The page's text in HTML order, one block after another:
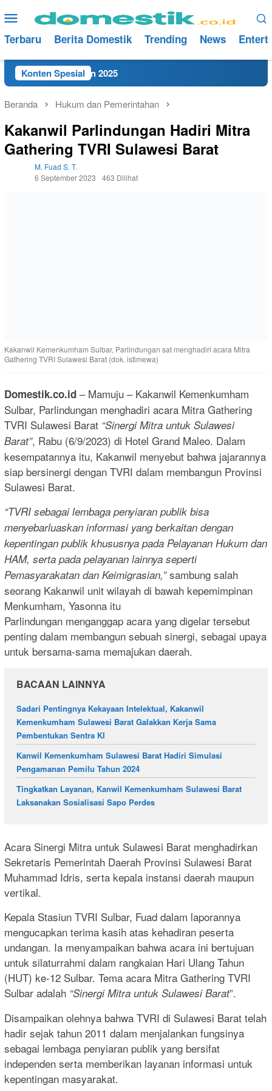
ke
konten
Menu
Mobile
Terbaru Berita Domestik Trending News
Konten Spesial
Tahun 2025
Beranda Hukum dan Pemerintahan
Kakanwil Parlindungan Hadiri Mitra
Gathering TVRI Sulawesi Barat
M. Fuad S. T.
6 September 2023
463 Dilihat
Kakanwil Kemenkumham Sulbar, Parlindungan sat menghadiri acara Mitra
Gathering TVRI Sulawesi Barat (dok. istimewa)
Domestik.co.id – Mamuju – Kakanwil Kemenkumham
Sulbar, Parlindungan menghadiri acara Mitra Gathering
TVRI Sulawesi Barat “Sinergi Mitra untuk Sulawesi
Barat”, Rabu (6/9/2023) di Hotel Grand Maleo. Dalam
kesempatannya itu, Kakanwil menyebut bahwa jajarannya
siap bersinergi dengan TVRI dalam membangun Provinsi
Sulawesi Barat.
“TVRI sebagai lembaga penyiaran publik bisa
menyebarluaskan informasi yang berkaitan dengan
kepentingan publik khususnya pada Pelayanan Hukum dan
HAM, serta pada pelayanan lainnya seperti
Pemasyarakatan dan Keimigrasian,”sambung salah
seorang Kakanwil unit wilayah di bawah kepemimpinan
Menkumham, Yasonna itu
Parlindungan menganggap acara yang digelar tersebut
penting dalam membangun sebuah sinergi, sebagai upaya
untuk bersama-sama memajukan daerah.
BACAAN LAINNYA
Sadari Pentingnya Kekayaan Intelektual, Kakanwil
Kemenkumham Sulawesi Barat Galakkan Kerja Sama
Pembentukan Sentra KI
Kanwil Kemenkumham Sulawesi Barat Hadiri Simulasi
Pengamanan Pemilu Tahun 2024
Tingkatkan Layanan, Kanwil Kemenkumham Sulawesi Barat
Laksanakan Sosialisasi Sapo Perdes
Acara Sinergi Mitra untuk Sulawesi Barat menghadirkan
Sekretaris Pemerintah Daerah Provinsi Sulawesi Barat
Muhammad Idris, serta kepala instansi daerah maupun
vertikal.
Kepala Stasiun TVRI Sulbar, Fuad dalam laporannya
mengucapkan terima kasih atas kehadiran peserta
undangan. Ia menyampaikan bahwa acara ini bertujuan
untuk silaturrahmi dalam rangkaian Hari Ulang Tahun
(HUT) ke-12 Sulbar. Tema acara Mitra Gathering TVRI
Sulbar adalah “Sinergi Mitra untuk Sulawesi Barat”.
Disampaikan olehnya bahwa TVRI di Sulawesi Barat telah
hadir sejak tahun 2011 dalam menjalankan fungsinya
sebagai lembaga penyiaran publik yang bersifat
independen serta memberikan layanan informasi untuk
kepentingan masyarakat.